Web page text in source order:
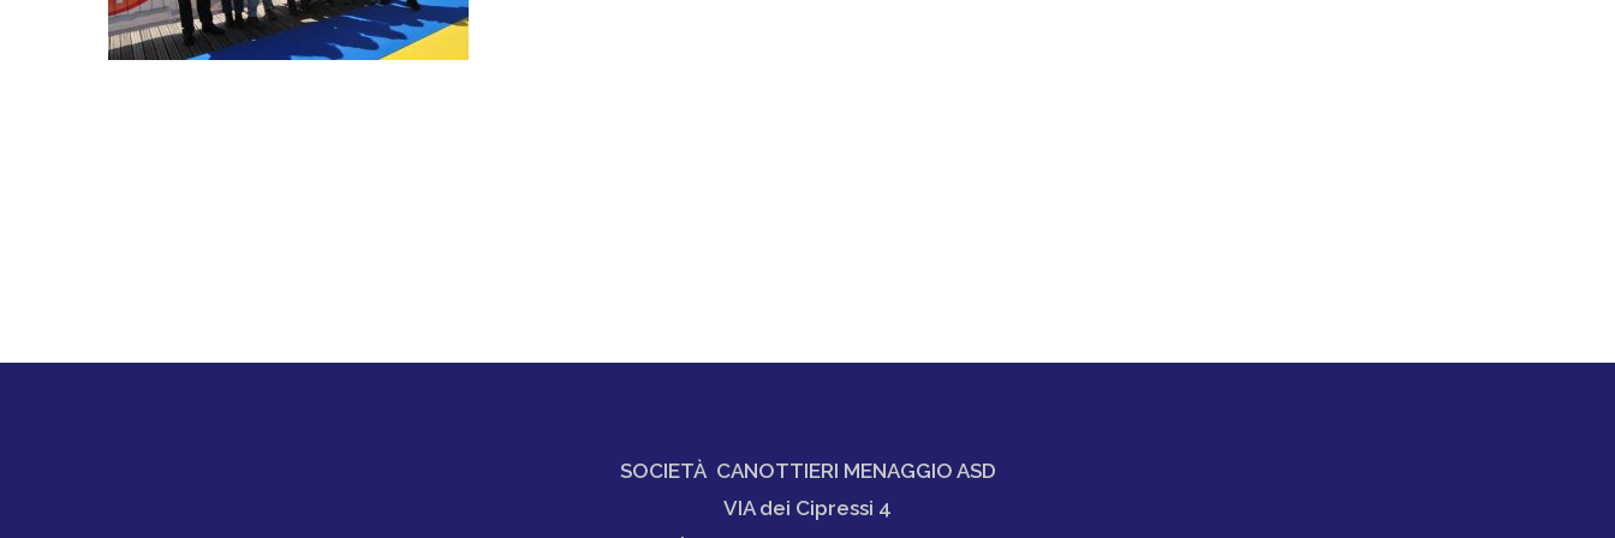
SOCIETÀ CANOTTIERI MENAGGIO ASD
VIA dei Cipressi 4